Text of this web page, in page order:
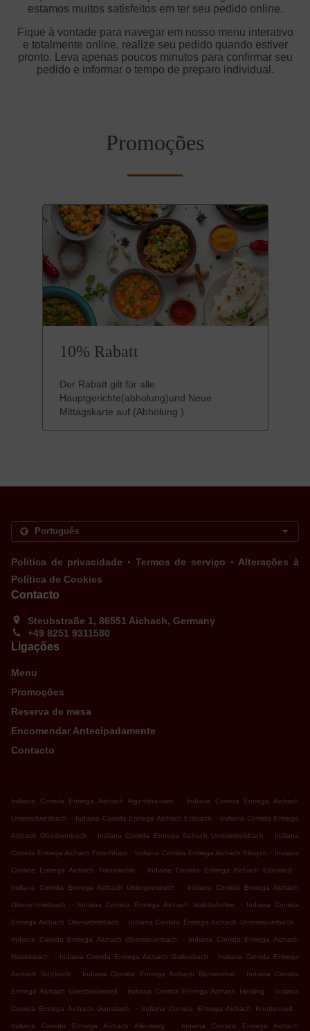
estamos muitos satisfeitos em ter seu pedido online.
Fique à vontade para navegar em nosso menu interativo
e totalmente online, realize seu pedido quando estiver
pronto. Leva apenas poucos minutos para confirmar seu
pedido e informar o tempo de preparo individual.
Promoções
10% Rabatt
Der Rabatt gilt für alle
Hauptgerichte(abholung)und Neue
Mittagskarte auf (Abholung )
Politica de privacidade . Termos de serviço . Alterações à
Política de Cookies
Contacto
Steubstraße 1, 86551 Aichach, Germany
+49 8251 9311580
Ligações
Menu
Promoções
Reserva de mesa
Encomendar Antecipadamente
Contacto
Indiana Comida Entrega Aichach Algertshausen . Indiana Comida Entrega Aichach
Unterschneitbach . Indiana Comida Entrega Aichach Ecknach . Indiana Comida Entrega
Aichach Oberbernbach . Indiana Comida Entrega Aichach Unterwittelsbach . Indiana
Comida Entrega Aichach Froschham . Indiana Comida Entrega Aichach Klingen . Indiana
Comida Entrega Aichach Tränkmühle . Indiana Comida Entrega Aichach Edenried .
Indiana Comida Entrega Aichach Untergriesbach . Indiana Comida Entrega Aichach
Oberschneitbach . Indiana Comida Entrega Aichach Walchshofen . Indiana Comida
Entrega Aichach Oberwittelsbach . Indiana Comida Entrega Aichach Untermauerbach .
Indiana Comida Entrega Aichach Obermauerbach . Indiana Comida Entrega Aichach
Nisselsbach . Indiana Comida Entrega Aichach Gallenbach . Indiana Comida Entrega
Aichach Sulzbach . Indiana Comida Entrega Aichach Blumenthal . Indiana Comida
Entrega Aichach Griesbeckerzell . Indiana Comida Entrega Aichach Hiesling . Indiana
Comida Entrega Aichach Gansbach . Indiana Comida Entrega Aichach Knottenried .
Indiana Comida Entrega Aichach Allenberg . Indiana Comida Entrega Aichach